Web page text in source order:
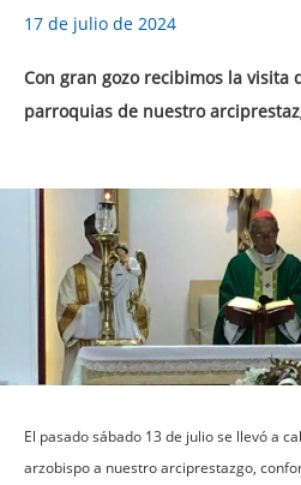
17 de julio de 2024
Con gran gozo recibimos la visita
parroquias de nuestro
El pasado sábado 13 de julio se llevó a
arzobispo a nuestro arciprestazgo,